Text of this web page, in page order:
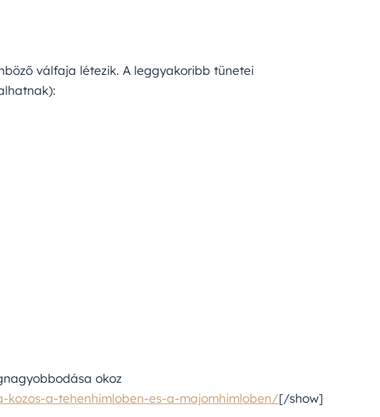
válfaja létezik. A leggyakoribb tünetei
okoz
a-tehenhimloben-es-a-majomhimloben/[/show]